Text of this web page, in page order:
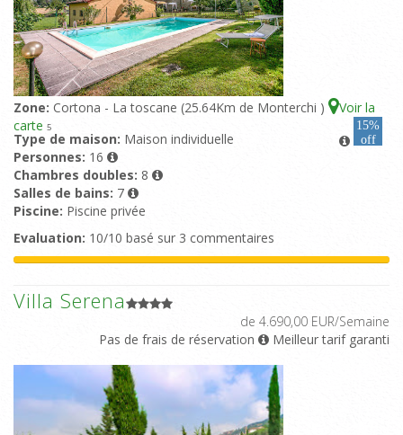
Zone: Cortona - La toscane (25.64Km de Monterchi )
Voir la
carte 5
15%
off
Type de maison: Maison individuelle
Personnes: 16
Chambres doubles: 8
Salles de bains: 7
Piscine: Piscine privée
Evaluation: 10/10 basé sur 3 commentaires
Villa Serena
de 4.690,00 EUR/Semaine
Pas de frais de réservation
Meilleur tarif garanti